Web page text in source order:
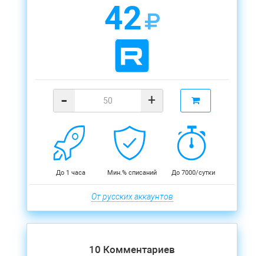
42
- +
До 1 часа Мин.% списаний До 7000/сутки
От русских аккаунтов
10 Комментариев